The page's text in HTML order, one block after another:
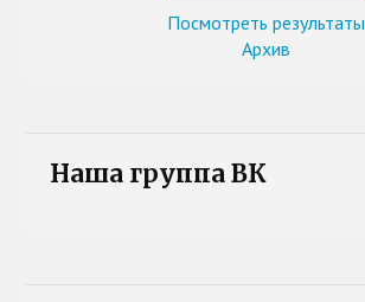
Посмотреть результаты
Архив
Наша группа ВК